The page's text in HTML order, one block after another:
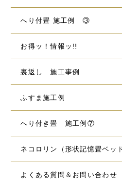
へり付畳 施工例 ③
お得ッ！情報ッ!!
裏返し 施工事例
ふすま施工例
へり付き畳 施工例⑦
ネコロリン（形状記憶畳ベッ
よくある質問＆お問い合わせ